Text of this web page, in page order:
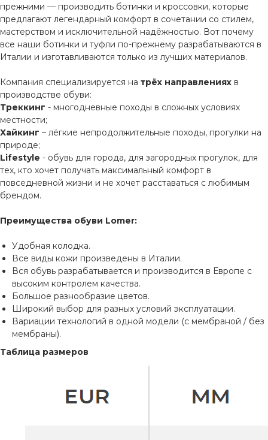
прежними — производить ботинки и кроссовки, которые
предлагают легендарный комфорт в сочетании со стилем,
мастерством и исключительной надёжностью. Вот почему
все наши ботинки и туфли по-прежнему разрабатываются в
Италии и изготавливаются только из лучших материалов.
Компания специализируется на трёх направлениях в
производстве обуви:
Треккинг - многодневные походы в сложных условиях
местности;
Хайкинг – лёгкие непродолжительные походы, прогулки на
природе;
Lifestyle - обувь для города, для загородных прогулок, для
тех, кто хочет получать максимальный комфорт в
повседневной жизни и не хочет расставаться с любимым
брендом.
Преимущества обуви Lomer:
Удобная колодка.
Все виды кожи произведены в Италии.
Вся обувь разрабатывается и производится в Европе с
высоким контролем качества.
Большое разнообразие цветов.
Широкий выбор для разных условий эксплуатации.
Вариации технологий в одной модели (с мембраной / без
мембраны).
Таблица размеров